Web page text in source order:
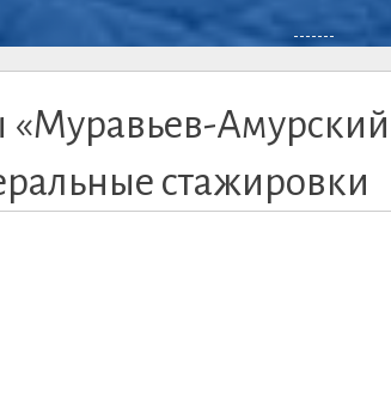
-------
стажировки